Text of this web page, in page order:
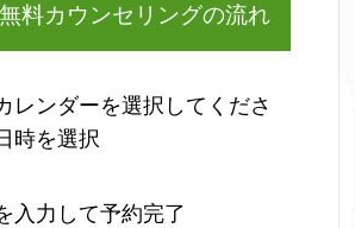
料カウンセリングの流れ
レンダーを選択してくださ
時を選択
入力して予約完了